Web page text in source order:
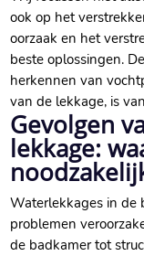
ook op het
oorzaak en het
beste oplossingen.
herkennen van
van de lekkage, is
Gevolgen
lekkage:
Waterlekkages in de
problemen
de badkamer tot